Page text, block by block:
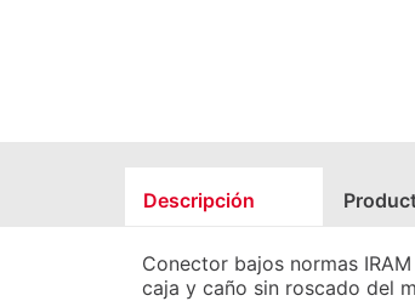
Descripción
Conector bajos normas
caja y caño sin roscado del